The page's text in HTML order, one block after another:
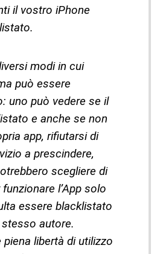
il vostro iPhone
modi in cui
può essere
uno può vedere se il
e anche se non
app, rifiutarsi di
a prescindere,
scegliere di
l’App solo
essere blacklistato
autore.
piena libertà di utilizzo